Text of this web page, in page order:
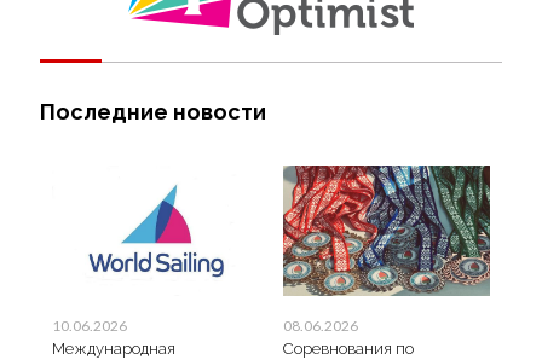
Последние новости
10.06.2026
Международная
08.06.2026
Соревнования по